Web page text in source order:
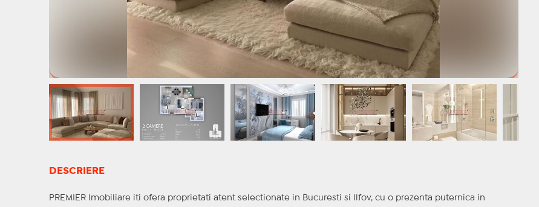
DESCRIERE
PREMIER Imobiliare iti ofera proprietati atent selectionate in Bucuresti si Ilfov, cu o prezenta puternica in